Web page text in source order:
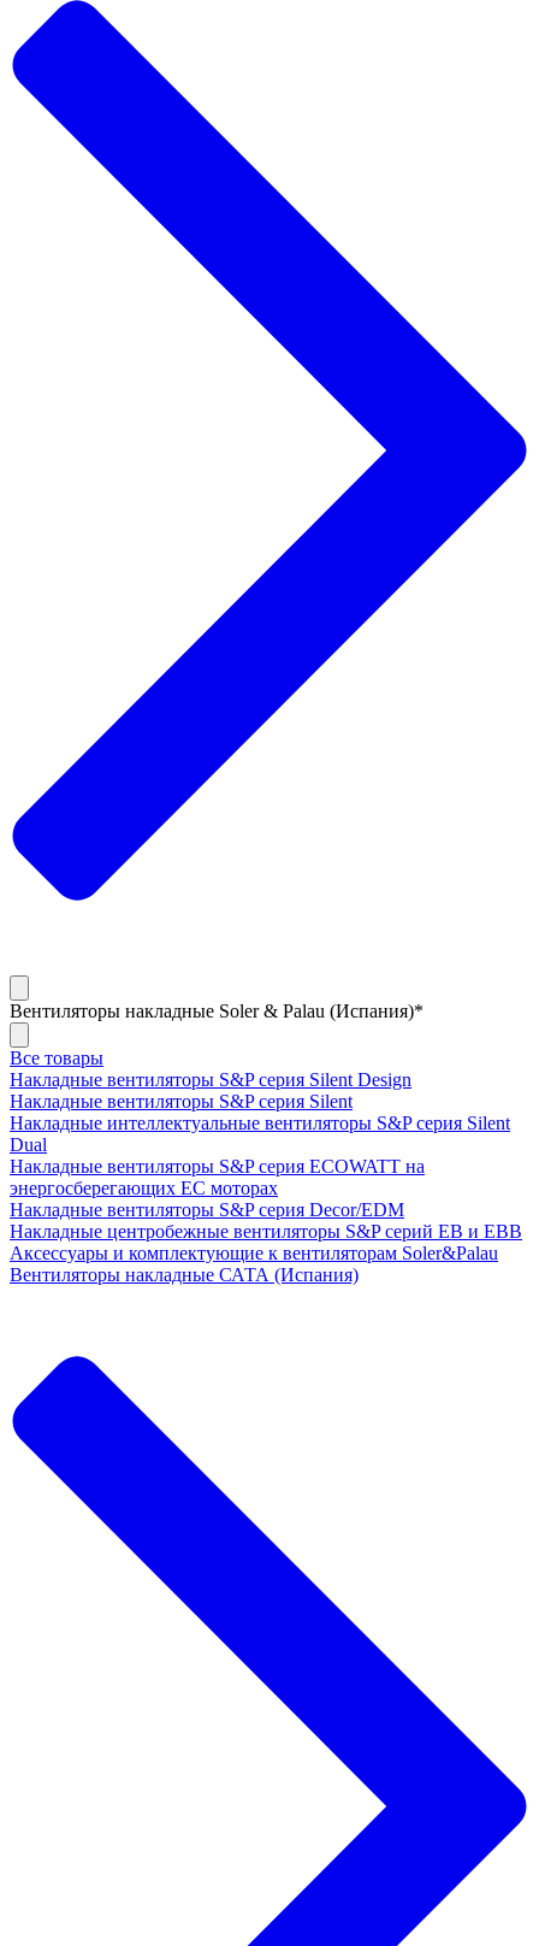
Вентиляторы накладные Soler & Palau (Испания)*
Все товары
Накладные вентиляторы S&P серия Silent Design
Накладные вентиляторы S&P серия Silent
Накладные интеллектуальные вентиляторы S&P серия Silent
Dual
Накладные вентиляторы S&P серия ECOWATT на
энергосберегающих ЕС моторах
Накладные вентиляторы S&P серия Decor/EDM
Накладные центробежные вентиляторы S&P серий EB и EBB
Аксессуары и комплектующие к вентиляторам Soler&Palau
Вентиляторы накладные САТА (Испания)